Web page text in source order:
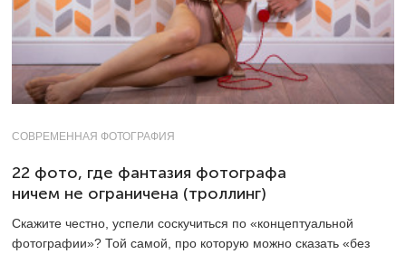
СОВРЕМЕННАЯ ФОТОГРАФИЯ
22 фото, где фантазия фотографа
ничем не ограничена (троллинг)
Скажите честно, успели соскучиться по «концептуальной
фотографии»? Той самой, про которую можно сказать «без